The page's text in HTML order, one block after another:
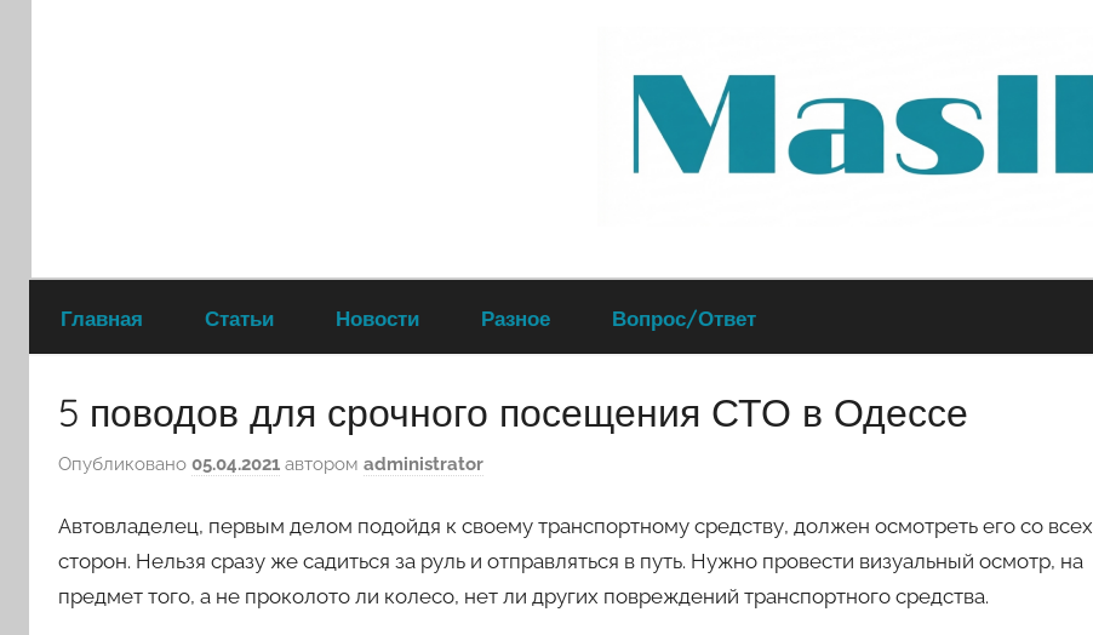
Руководство
по
обслуживанию
авто
Главная Статьи Новости Разное Вопрос/Ответ
5 поводов для срочного посещения СТО в Одессе
Опубликовано 05.04.2021 автором administrator
Автовладелец, первым делом подойдя к своему транспортному средству, должен осмотреть его со всех
сторон. Нельзя сразу же садиться за руль и отправляться в путь. Нужно провести визуальный осмотр, на
предмет того, а не проколото ли колесо, нет ли других повреждений транспортного средства.